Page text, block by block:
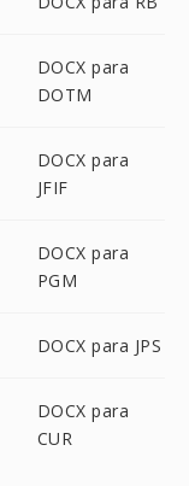
DOCX para
DOTM
DOCX para
JFIF
DOCX para
PGM
DOCX para JPS
DOCX para
CUR